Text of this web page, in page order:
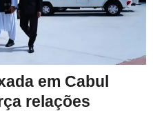
em Cabul
relações